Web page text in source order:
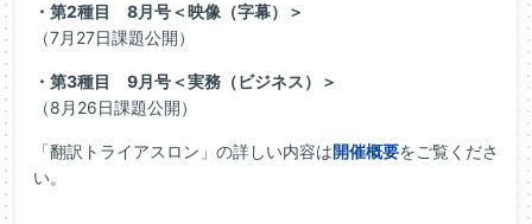
・第2種目 8月号＜映像（字幕）＞
（7月27日課題公開）
・第3種目 9月号＜実務（ビジネス）＞
（8月26日課題公開）
「翻訳トライアスロン」の詳しい内容は開催概要をご覧くださ
い。